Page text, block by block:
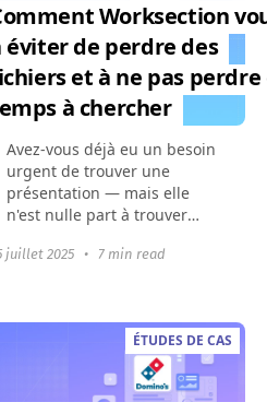
Worksection
éviter de perdre des
et à ne pas perdre
à chercher
Avez-vous déjà eu un besoin
urgent de trouver une
présentation — mais elle
n'est nulle part à trouver
le disque? Les fichiers de
juillet 2025 • 7 min read
ÉTUDES DE CAS